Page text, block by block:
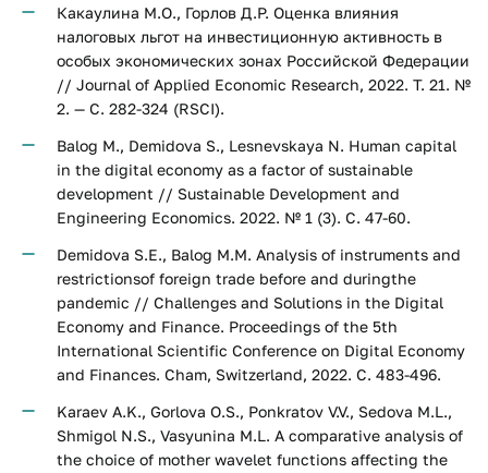
Какаулина М.О., Горлов Д.Р. Оценка влияния
налоговых льгот на инвестиционную активность в
особых экономических зонах Российской Федерации
// Journal of Applied Economic Research, 2022. Т. 21. №
2. — С. 282-324 (RSCI).
Balog M., Demidova S., Lesnevskaya N. Human capital
in the digital economy as a factor of sustainable
development // Sustainable Development and
Engineering Economics. 2022. № 1 (3). С. 47-60.
Demidova S.E., Balog M.M. Analysis of instruments and
restrictionsof foreign trade before and duringthe
pandemic // Challenges and Solutions in the Digital
Economy and Finance. Proceedings of the 5th
International Scientific Conference on Digital Economy
and Finances. Cham, Switzerland, 2022. С. 483-496.
Karaev A.K., Gorlova O.S., Ponkratov V.V., Sedova M.L.,
Shmigol N.S., Vasyunina M.L. A comparative analysis of
the choice of mother wavelet functions affecting the